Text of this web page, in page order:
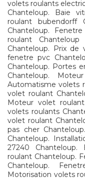
volets roulants
Chanteloup. Baie
roulant bubendorff
Chanteloup.
roulant
Chanteloup. Prix de
fenetre pvc
Chanteloup. Portes
Chanteloup.
Automatisme volets
volet roulant
Moteur volet
volets roulants
volet roulant
pas cher
Chanteloup.
27240
roulant Chanteloup.
Chanteloup.
Motorisation volets